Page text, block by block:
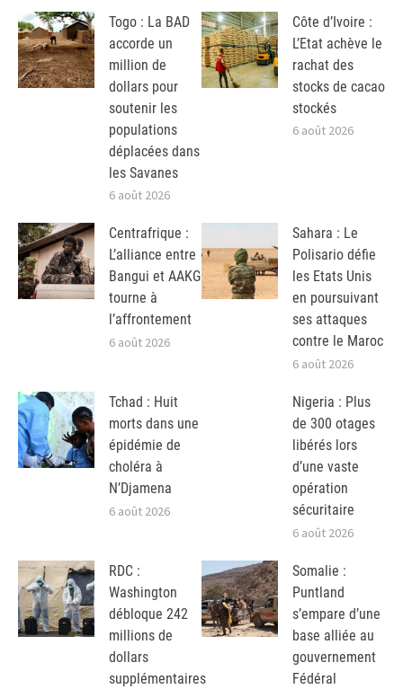
Togo : La BAD
accorde un
million de
dollars pour
soutenir les
populations
déplacées dans
les Savanes
6 août 2026
Côte d’Ivoire :
L’Etat achève le
rachat des
stocks de cacao
stockés
6 août 2026
Centrafrique :
L’alliance entre
Bangui et AAKG
tourne à
l’affrontement
6 août 2026
Sahara : Le
Polisario défie
les Etats Unis
en poursuivant
ses attaques
contre le Maroc
6 août 2026
Tchad : Huit
morts dans une
épidémie de
choléra à
N’Djamena
6 août 2026
Nigeria : Plus
de 300 otages
libérés lors
d’une vaste
opération
sécuritaire
6 août 2026
RDC :
Washington
débloque 242
millions de
dollars
supplémentaires
Somalie :
Puntland
s’empare d’une
base alliée au
gouvernement
Fédéral